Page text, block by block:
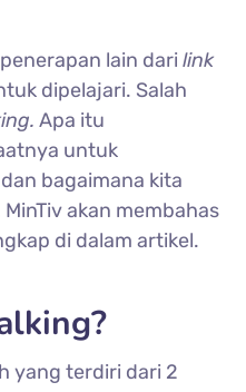
lain darilink
dipelajari. Salah
Apa itu
untuk
dan bagaimana kita
akan membahas
di dalam artikel.
yang terdiri dari 2